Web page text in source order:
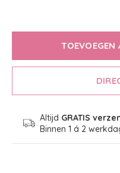
TOEVOEGEN
Altijd GRATIS
Binnen 1 á 2